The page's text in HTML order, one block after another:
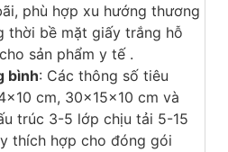
phù hợp xu hướng thương
thời bề mặt giấy trắng hỗ
sản phẩm y tế .
bình: Các thông số tiêu
cm, 30x15x10 cm và
trúc 3-5 lớp chịu tải 5-15
thích hợp cho đóng gói